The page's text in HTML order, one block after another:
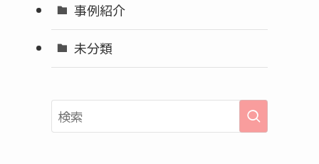
事例紹介
未分類